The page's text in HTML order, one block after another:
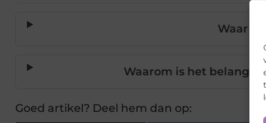
Waar
Waarom is het
Goed artikel? Deel hem dan op: